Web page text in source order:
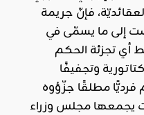
فإنّ جريمة
إلى ما يسمّى في
أي تجزئة الحكم
وتجفيفًا
مطلقًا جزّؤوه
يجمعها مجلس وزراء